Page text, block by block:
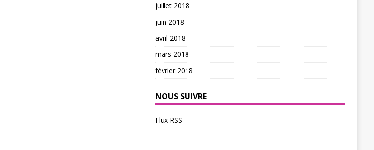
juillet 2018
juin 2018
avril 2018
mars 2018
février 2018
NOUS SUIVRE
Flux RSS